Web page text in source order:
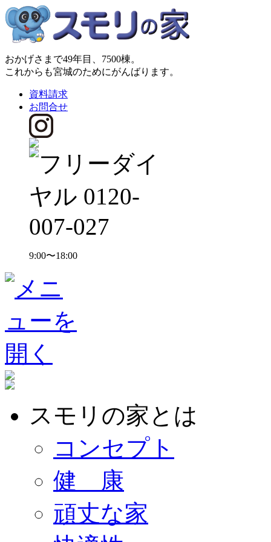
おかげさまで49年目、7500棟。
これからも宮城のためにがんばります。
資料請求
お問合せ
9:00〜18:00
スモリの家とは
コンセプト
健 康
頑丈な家